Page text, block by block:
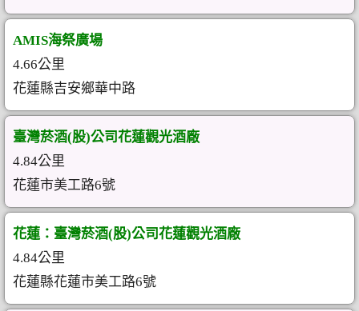
AMIS海祭廣場
4.66公里
花蓮縣吉安鄉華中路
臺灣菸酒(股)公司花蓮觀光酒廠
4.84公里
花蓮市美工路6號
花蓮：臺灣菸酒(股)公司花蓮觀光酒廠
4.84公里
花蓮縣花蓮市美工路6號